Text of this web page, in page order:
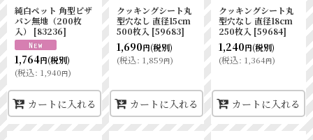
純白ペット 角型ピザ
パン無地（200枚
入）
[83236]
1,764円(税別)
(税込: 1,940円)
カートに入れる
クッキングシート丸
型穴なし 直径15cm
500枚入 [59683]
1,690円(税別)
(税込: 1,859円)
カートに入れる
クッキングシート丸
型穴なし 直径18cm
250枚入 [59684]
1,240円(税別)
(税込: 1,364円)
カートに入れる